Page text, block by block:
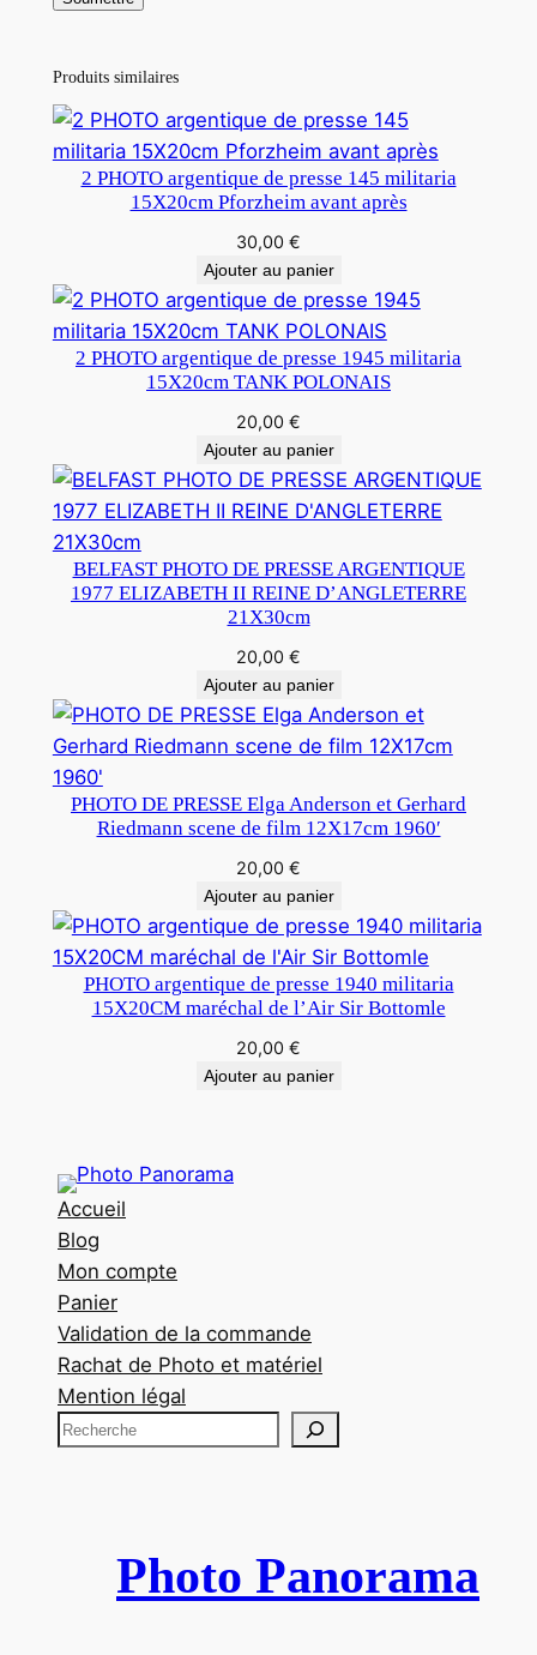
Produits similaires
2 PHOTO argentique de presse 145 militaria
15X20cm Pforzheim avant après
30,00 €
Ajouter au panier
2 PHOTO argentique de presse 1945 militaria
15X20cm TANK POLONAIS
20,00 €
Ajouter au panier
BELFAST PHOTO DE PRESSE ARGENTIQUE
1977 ELIZABETH II REINE D’ANGLETERRE
21X30cm
20,00 €
Ajouter au panier
PHOTO DE PRESSE Elga Anderson et Gerhard
Riedmann scene de film 12X17cm 1960′
20,00 €
Ajouter au panier
PHOTO argentique de presse 1940 militaria
15X20CM maréchal de l’Air Sir Bottomle
20,00 €
Ajouter au panier
Accueil
Blog
Mon compte
Panier
Validation de la commande
Rachat de Photo et matériel
Mention légal
R
Photo Panorama